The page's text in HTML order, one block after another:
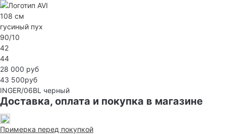
108 см
гусиный пух
90/10
42
44
28 000 руб
43 500руб
INGER/06BL черный
Доставка, оплата и покупка в магазине
Примерка перед покупкой